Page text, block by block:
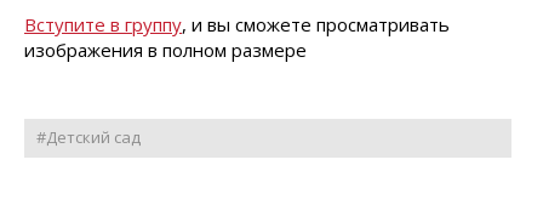
Вступите в группу, и вы сможете просматривать
изображения в полном размере
#Детский сад